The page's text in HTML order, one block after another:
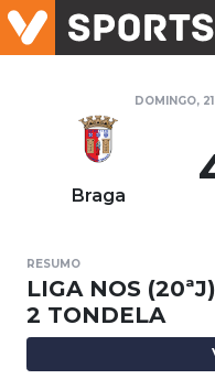
DOMINGO,
Braga
RESUMO
LIGA NOS
2 TONDELA